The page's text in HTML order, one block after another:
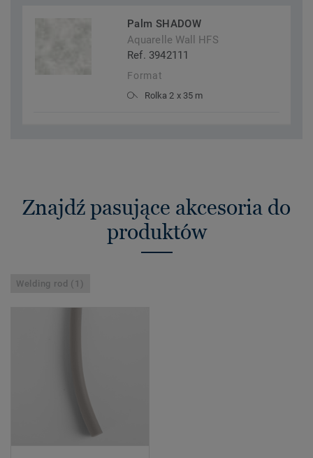
Palm SHADOW
Aquarelle Wall HFS
Ref. 3942111
Format
Rolka 2 x 35 m
Znajdź pasujące akcesoria do
produktów
Welding rod (1)